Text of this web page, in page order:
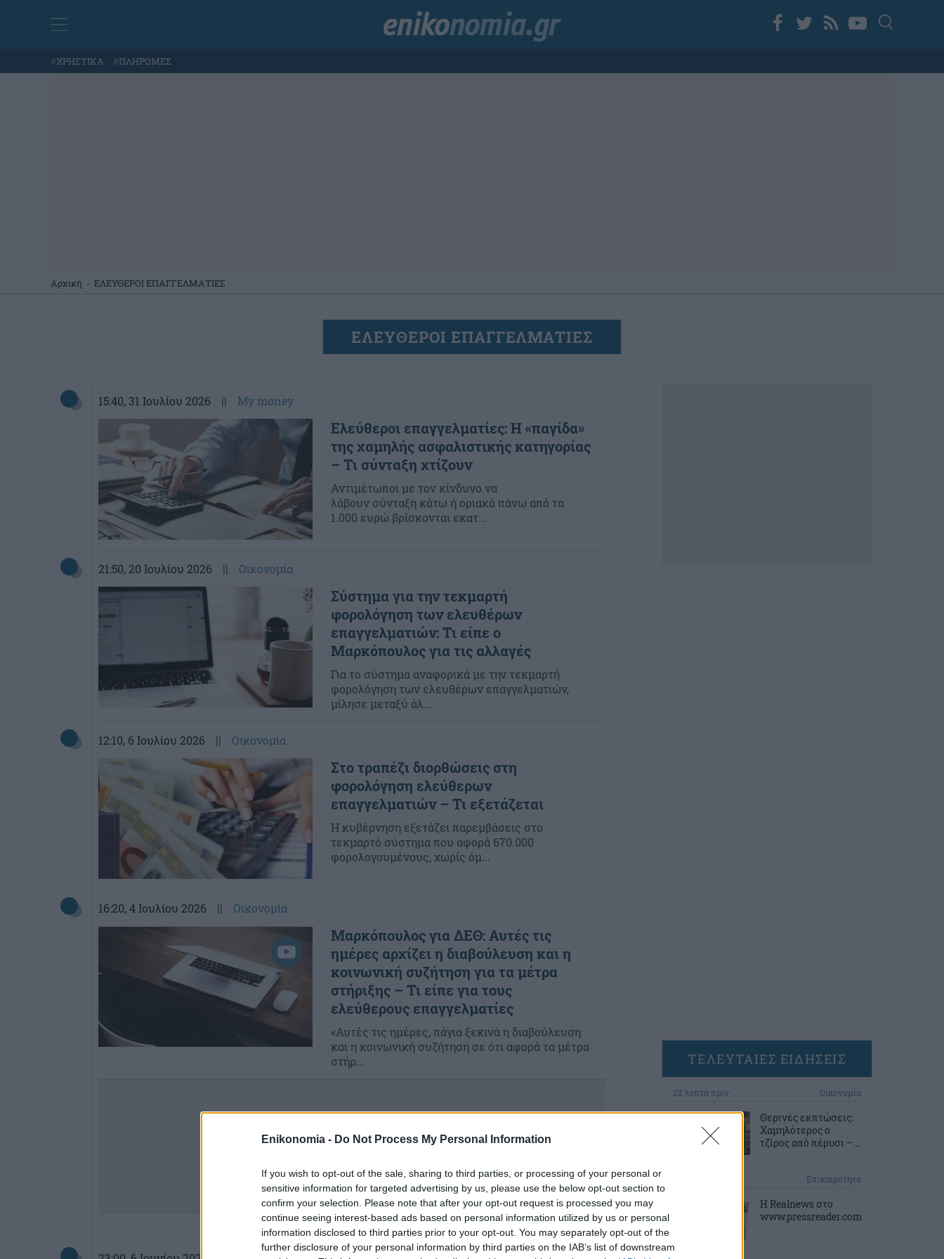
Enikonomia - Do Not Process My Personal Information
If you wish to opt-out of the sale, sharing to third parties, or processing of your personal or
sensitive information for targeted advertising by us, please use the below opt-out section to
confirm your selection. Please note that after your opt-out request is processed you may
continue seeing interest-based ads based on personal information utilized by us or personal
information disclosed to third parties prior to your opt-out. You may separately opt-out of the
further disclosure of your personal information by third parties on the IAB’s list of downstream
#ΧΡΗΣΤΙΚΑ #ΠΛΗΡΩΜΕΣ
Αρχική - ΕΛΕΥΘΕΡΟΙ ΕΠΑΓΓΕΛΜΑΤΙΕΣ
ΕΛΕΥΘΕΡΟΙ ΕΠΑΓΓΕΛΜΑΤΙΕΣ
15:40, 31 Ιουλίου 2026 || My money
Ελεύθεροι επαγγελματίες: Η «παγίδα»
της χαμηλής ασφαλιστικής κατηγορίας
– Τι σύνταξη χτίζουν
Αντιμέτωποι με τον κίνδυνο να
λάβουν σύνταξη κάτω ή οριακά πάνω από τα
1.000 ευρώ βρίσκονται εκατ...
21:50, 20 Ιουλίου 2026 || Οικονομία
Σύστημα για την τεκμαρτή
φορολόγηση των ελευθέρων
επαγγελματιών: Τι είπε ο
Μαρκόπουλος για τις αλλαγές
Για το σύστημα αναφορικά με την τεκμαρτή
φορολόγηση των ελευθέρων επαγγελματιών,
μίλησε μεταξύ άλ...
12:10, 6 Ιουλίου 2026 || Οικονομία
Στο τραπέζι διορθώσεις στη
φορολόγηση ελεύθερων
επαγγελματιών – Τι εξετάζεται
Η κυβέρνηση εξετάζει παρεμβάσεις στο
τεκμαρτό σύστημα που αφορά 670.000
φορολογουμένους, χωρίς όμ...
16:20, 4 Ιουλίου 2026 || Οικονομία
Μαρκόπουλος για ΔΕΘ: Αυτές τις
ημέρες αρχίζει η διαβούλευση και η
κοινωνική συζήτηση για τα μέτρα
στήριξης – Τι είπε για τους
ελεύθερους επαγγελματίες
«Αυτές τις ημέρες, πάγια ξεκινά η διαβούλευση
και η κοινωνική συζήτηση σε ότι αφορά τα μέτρα
στήρ...
ΤΕΛΕΥΤΑΙΕΣ ΕΙΔΗΣΕΙΣ
22 λεπτά πριν Οικονομία
Θερινές εκπτώσεις:
Χαμηλότερος ο
τζίρος από πέρυσι –...
Επικαιρότητα
Η Realnews στο
www.pressreader.com